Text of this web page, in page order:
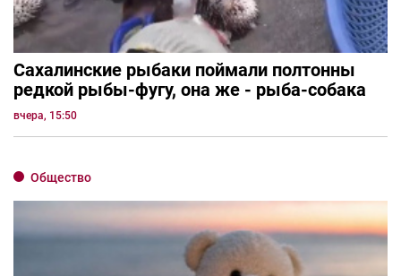
Сахалинские рыбаки поймали полтонны
редкой рыбы-фугу, она же - рыба-собака
вчера, 15:50
Общество